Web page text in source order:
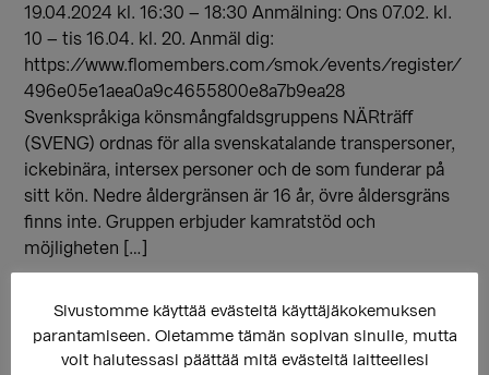
19.04.2024 kl. 16:30 – 18:30 Anmälning: Ons 07.02. kl.
10 – tis 16.04. kl. 20. Anmäl dig:
https://www.flomembers.com/smok/events/register/
496e05e1aea0a9c4655800e8a7b9ea28
Svenkspråkiga könsmångfaldsgruppens NÄRträff
(SVENG) ordnas för alla svenskatalande transpersoner,
ickebinära, intersex personer och de som funderar på
sitt kön. Nedre åldergränsen är 16 år, övre åldersgräns
finns inte. Gruppen erbjuder kamratstöd och
möjligheten […]
Sivustomme käyttää evästeitä käyttäjäkokemuksen
parantamiseen. Oletamme tämän sopivan sinulle, mutta
voit halutessasi päättää mitä evästeitä laitteellesi